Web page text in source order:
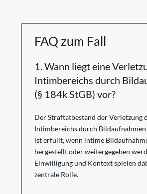
FAQ zum Fall
1. Wann liegt eine
Intimbereichs durch
(§ 184k StGB) vor?
Der Straftatbestand der Verletzung
Intimbereichs durch Bildaufnahmen
ist erfüllt, wenn intime
hergestellt oder weitergegeben
Einwilligung und Kontext spielen
zentrale Rolle.